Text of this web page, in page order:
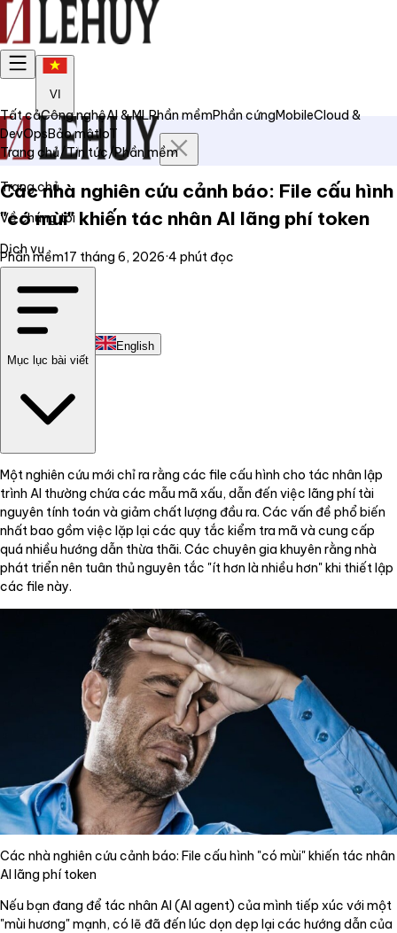
VI
Trang chủ
Về chúng tôi
Dịch vụ
Liên hệ
English
Tất cảCông nghệAI & MLPhần mềmPhần cứngMobileCloud &
DevOpsBảo mậtIoT
Trang chủ/Tin tức/Phần mềm
Các nhà nghiên cứu cảnh báo: File cấu hình
"có mùi" khiến tác nhân AI lãng phí token
Phần mềm17 tháng 6, 2026·4 phút đọc
Mục lục bài viết
Một nghiên cứu mới chỉ ra rằng các file cấu hình cho tác nhân lập
trình AI thường chứa các mẫu mã xấu, dẫn đến việc lãng phí tài
nguyên tính toán và giảm chất lượng đầu ra. Các vấn đề phổ biến
nhất bao gồm việc lặp lại các quy tắc kiểm tra mã và cung cấp
quá nhiều hướng dẫn thừa thãi. Các chuyên gia khuyên rằng nhà
phát triển nên tuân thủ nguyên tắc "ít hơn là nhiều hơn" khi thiết lập
các file này.
Các nhà nghiên cứu cảnh báo: File cấu hình "có mùi" khiến tác nhân
AI lãng phí token
Nếu bạn đang để tác nhân AI (AI agent) của mình tiếp xúc với một
"mùi hương" mạnh, có lẽ đã đến lúc dọn dẹp lại các hướng dẫn của